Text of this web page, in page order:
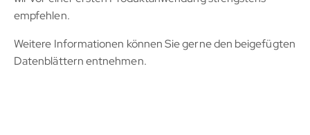
empfehlen.
Weitere Informationen können Sie gerne den beigefügten
Datenblättern entnehmen.